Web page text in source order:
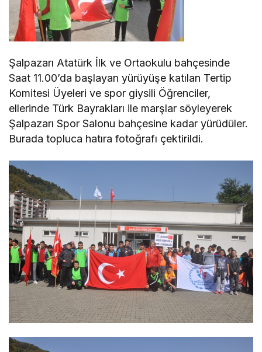
Şalpazarı Atatürk İlk ve Ortaokulu bahçesinde
Saat 11.00’da başlayan yürüyüşe katılan Tertip
Komitesi Üyeleri ve spor giysili Öğrenciler,
ellerinde Türk Bayrakları ile marşlar söyleyerek
Şalpazarı Spor Salonu bahçesine kadar yürüdüler.
Burada topluca hatıra fotoğrafı çektirildi.